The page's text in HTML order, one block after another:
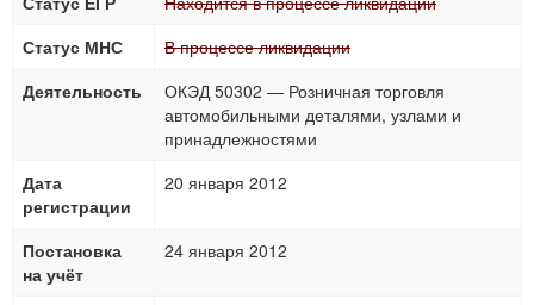
Статус МНС
В процессе ликвидации
Деятельность
ОКЭД 50302 — Розничная торговля
автомобильными деталями, узлами и
принадлежностями
Дата
регистрации
20 января 2012
Постановка
на учёт
24 января 2012